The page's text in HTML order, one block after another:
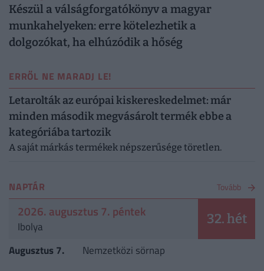
Készül a válságforgatókönyv a magyar
munkahelyeken: erre kötelezhetik a
dolgozókat, ha elhúzódik a hőség
ERRŐL NE MARADJ LE!
Letarolták az európai kiskereskedelmet: már
minden második megvásárolt termék ebbe a
kategóriába tartozik
A saját márkás termékek népszerűsége töretlen.
NAPTÁR Tovább
2026. augusztus 7. péntek
Ibolya 32. hét
Augusztus 7. Nemzetközi sörnap